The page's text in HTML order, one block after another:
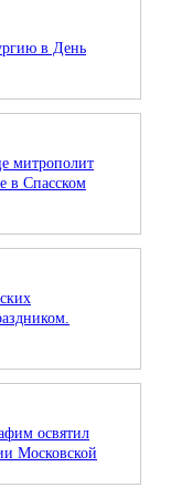
в День
митрополит
в Спасском
освятил
Московской